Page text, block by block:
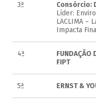
3ª
Consórcio:
Líder:
LACLIMA –
Impacta
4ª
FUNDAÇÃO
FIPT
5ª ERNST &